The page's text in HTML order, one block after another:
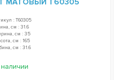
: T60305
см : 31.6
см : 35
см : 165
см : 31.6